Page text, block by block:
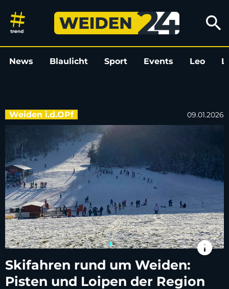
Skifahren rund um Weiden:
search
News Blaulicht Sport Events Leo
Weiden i.d.OPf 09.01.2026
info
Skifahren rund um Weiden:
Pisten und Loipen der Region